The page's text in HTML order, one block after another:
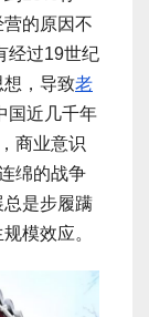
营的原因不
经过19世纪
想，导致老
国近几千年
商业意识
绵的战争
是步履蹒
模效应。